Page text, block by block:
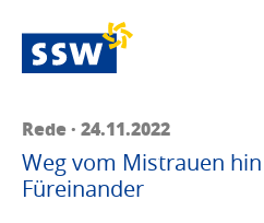
Rede · 24.11.2022
Weg vom Mistrauen
Füreinander